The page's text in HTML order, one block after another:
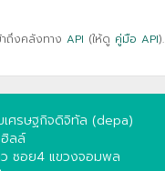
ถึงคลังทาง API (ให้ดู คู่มือ API).
เศรษฐกิจดิจิทัล (depa)
ลล์
ซอย4 แขวงจอมพล